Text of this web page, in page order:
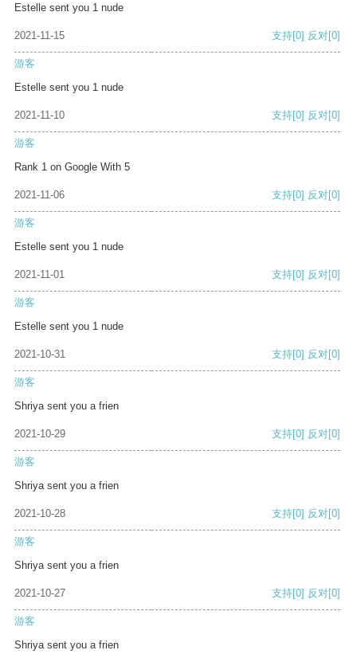
Estelle sent you 1 nude
2021-11-15 支持[0] 反对[0]
游客
Estelle sent you 1 nude
2021-11-10 支持[0] 反对[0]
游客
Rank 1 on Google With 5
2021-11-06 支持[0] 反对[0]
游客
Estelle sent you 1 nude
2021-11-01 支持[0] 反对[0]
游客
Estelle sent you 1 nude
2021-10-31 支持[0] 反对[0]
游客
Shriya sent you a frien
2021-10-29 支持[0] 反对[0]
游客
Shriya sent you a frien
2021-10-28 支持[0] 反对[0]
游客
Shriya sent you a frien
2021-10-27 支持[0] 反对[0]
游客
Shriya sent you a frien